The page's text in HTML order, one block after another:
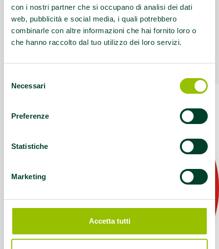
con i nostri partner che si occupano di analisi dei dati
web, pubblicità e social media, i quali potrebbero
combinarle con altre informazioni che hai fornito loro o
che hanno raccolto dal tuo utilizzo dei loro servizi.
delNecessari
Preferenze
Statistiche
Marketing
Accetta tutti
Contatti:Tel.+39 051 235643 - 051
223331
promuovono la salute